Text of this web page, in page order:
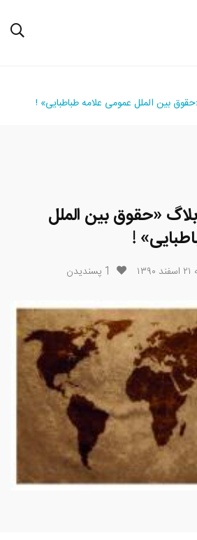
بین الملل عمومی علامه طباطبایی» !
«حقوق بین الملل
!
1 پسندیدن